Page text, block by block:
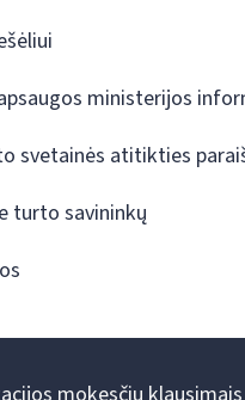
ministerijos
svetainės atitikties
turto savininkų
mokesčių